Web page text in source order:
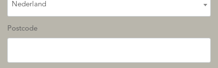
Nederland
Postcode